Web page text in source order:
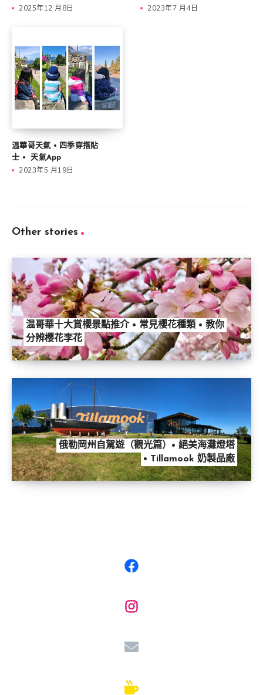
2025年12 月8日 2023年7 月4日
温華哥天氣 • 四季穿搭貼
士 • 天氣App
2023年5 月19日
Other stories
温哥華十大賞櫻景點推介 • 常見櫻花種類 • 教你
分辨櫻花李花
俄勒岡州自駕遊（觀光篇）• 絕美海灘燈塔
• Tillamook 奶製品廠